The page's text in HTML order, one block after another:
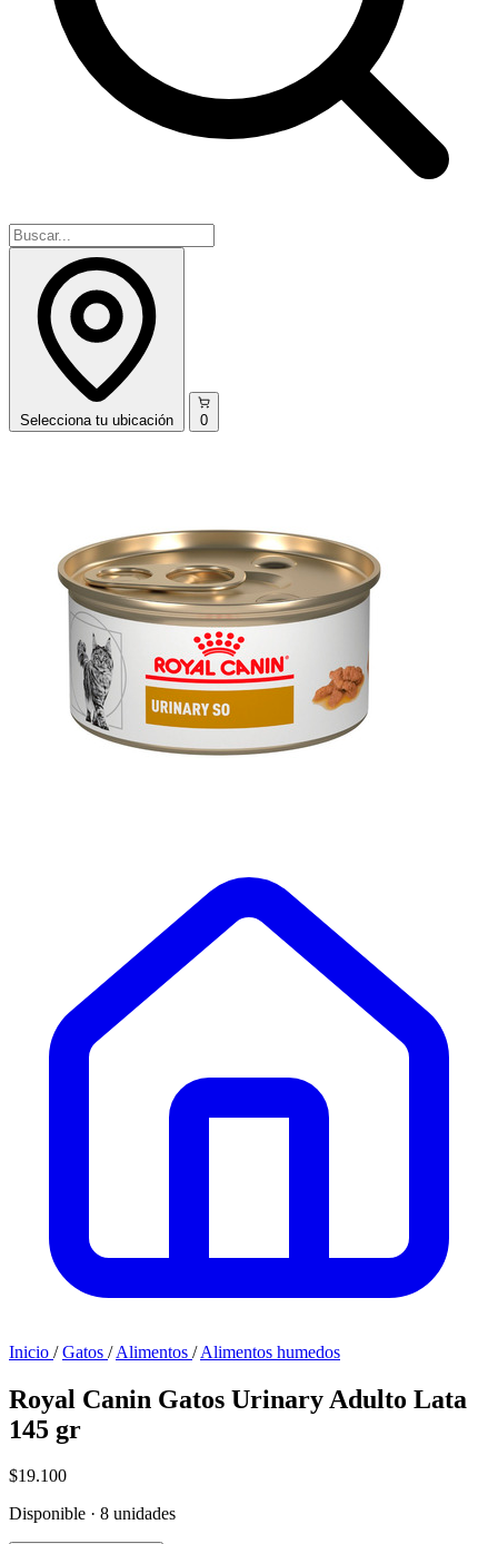
Selecciona tu ubicación 0
Inicio / Gatos / Alimentos / Alimentos humedos
Royal Canin Gatos Urinary Adulto Lata
145 gr
$19.100
Disponible · 8 unidades